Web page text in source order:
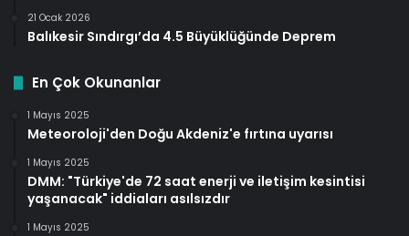
21 Ocak 2026
Balıkesir Sındırgı’da 4.5 Büyüklüğünde Deprem
En Çok Okunanlar
1 Mayıs 2025
Meteoroloji'den Doğu Akdeniz'e fırtına uyarısı
1 Mayıs 2025
DMM: "Türkiye'de 72 saat enerji ve iletişim kesintisi
yaşanacak" iddiaları asılsızdır
1 Mayıs 2025